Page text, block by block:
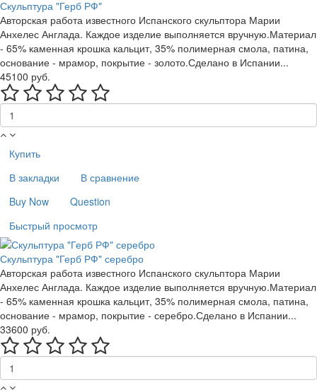
Скульптура "Герб РФ"
Авторская работа известного Испанского скульптора Марии
Анхелес Англада. Каждое изделие выполняется вручную.Материал
- 65% каменная крошка кальцит, 35% полимерная смола, патина,
основание - мрамор, покрытие - золото.Сделано в Испании...
45100 руб.
Купить
В закладки
В сравнение
Buy Now
Question
Быстрый просмотр
Скульптура "Герб РФ" серебро
Авторская работа известного Испанского скульптора Марии
Анхелес Англада. Каждое изделие выполняется вручную.Материал
- 65% каменная крошка кальцит, 35% полимерная смола, патина,
основание - мрамор, покрытие - серебро.Сделано в Испании...
33600 руб.